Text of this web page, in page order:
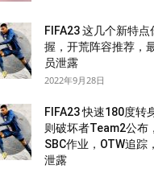
FIFA23 这几个新特点
握，开荒阵容推荐，
员泄露
2022年9月28日
FIFA23 快速180度转
则破坏者Team2公布
SBC作业，OTW追踪
泄露